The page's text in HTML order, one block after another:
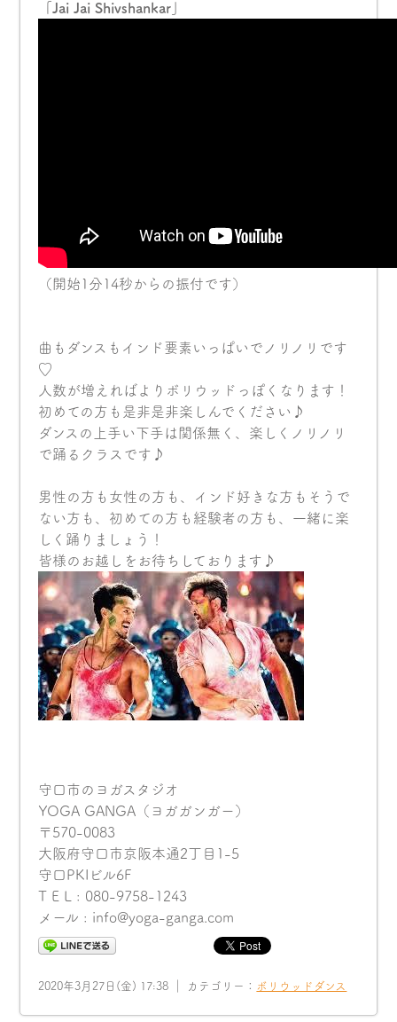
「Jai Jai Shivshankar」
（開始1分14秒からの振付です）
曲もダンスもインド要素いっぱいでノリノリです
♡
人数が増えればよりボリウッドっぽくなります！
初めての方も是非是非楽しんでください♪
ダンスの上手い下手は関係無く、楽しくノリノリ
で踊るクラスです♪
男性の方も女性の方も、インド好きな方もそうで
ない方も、初めての方も経験者の方も、一緒に楽
しく踊りましょう！
皆様のお越しをお待ちしております♪
守口市のヨガスタジオ
YOGA GANGA（ヨガガンガー）
〒570-0083
大阪府守口市京阪本通2丁目1-5
守口PKIビル6F
T E L : 080-9758-1243
メール : info@yoga-ganga.com
2020年3月27日(金) 17:38 ｜ カテゴリー： ボリウッドダンス